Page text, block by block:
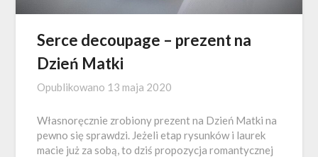
Serce decoupage – prezent na
Dzień Matki
Opublikowano 13 maja 2020
Własnoręcznie zrobiony prezent na Dzień Matki na
pewno się sprawdzi. Jeżeli etap rysunków i laurek
macie już za sobą, to dziś propozycja romantycznej